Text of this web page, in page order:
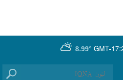
GMT-
8.99°